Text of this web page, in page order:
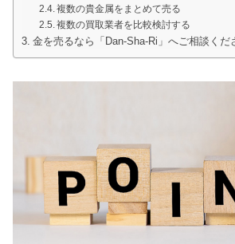
複数の貴金属をまとめて売る
複数の買取業者を比較検討する
金を売るなら「Dan-Sha-Ri」へご相談くだ